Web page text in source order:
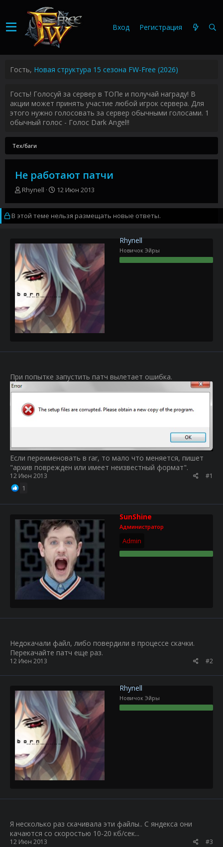
Вход Регистрация
Гость, Новая структура 15 сезона FW-Free (2026)
Гость! Голосуй за сервер в ТОПе и получай награду! В
акции может принять участие любой игрок сервера. Для
этого нужно голосовать за сервер обычными голосами. 1
обычный голос - Голос Dark Angel!!
Тех/баги
Не работают патчи
А
т
о
р
е
м
ы
Rhynell
Д
т
а
н
ч
л
а
12 Июн 2013
В этой теме нельзя размещать новые ответы.
Rhynell
Новичок Эйры
При попытке запустить патч вылетает ошибка.
Если переименовать в rar, то мало что меняется, пишет
"архив поврежден или имеет неизвестный формат".
12 Июн 2013 #1
1
SunShine
Администратор
Admin
Недокачали файл, либо повердили в процессе скачки.
Перекачайте патч еще раз.
12 Июн 2013 #2
Rhynell
Новичок Эйры
Я несколько раз скачивала эти файлы.. С яндекса они
качаются со скоростью 10-20 кб/сек...
12 Июн 2013 #3